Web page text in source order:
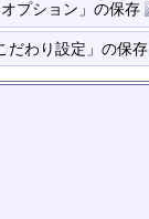
オプション」の保存
だわり設定」の保存